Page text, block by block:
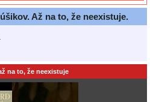
Až na to, že neexistuje.
na to, že neexistuje